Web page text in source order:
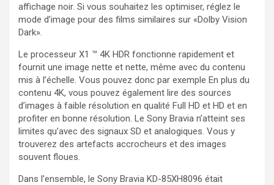
affichage noir. Si vous souhaitez les optimiser, réglez le
mode d’image pour des films similaires sur «Dolby Vision
Dark».
Le processeur X1 ™ 4K HDR fonctionne rapidement et
fournit une image nette et nette, même avec du contenu
mis à l’échelle. Vous pouvez donc par exemple En plus du
contenu 4K, vous pouvez également lire des sources
d’images à faible résolution en qualité Full HD et HD et en
profiter en bonne résolution. Le Sony Bravia n’atteint ses
limites qu’avec des signaux SD et analogiques. Vous y
trouverez des artefacts accrocheurs et des images
souvent floues.
Dans l’ensemble, le Sony Bravia KD-85XH8096 était